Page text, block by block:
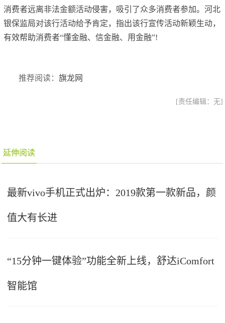
消费者远离非法金额活动侵害，吸引了众多消费者参加。河北
银保监局对该行活动给予肯定，指出该行宣传活动新颖生动，
有效帮助消费者“懂金融、信金融、用金融”!
推荐阅读：旗龙网
[责任编辑：无]
延伸阅读
最新vivo手机正式出炉：2019款第一款新品，颜
值大有长进
“15分钟一键体验”功能全新上线，舒达iComfort
智能馆